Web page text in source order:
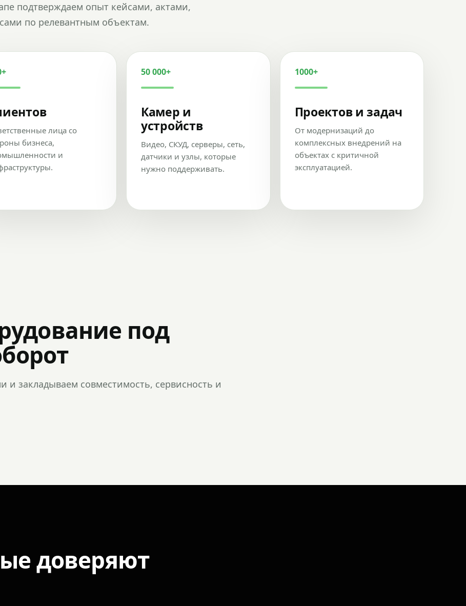
подтверждаем опыт кейсами, актами,
по релевантным объектам.
лица со
бизнеса,
и
50 000+
Камер и
устройств
Видео, СКУД, серверы, сеть,
датчики и узлы, которые
нужно поддерживать.
1000+
Проектов и задач
От модернизаций до
комплексных внедрений на
объектах с критичной
эксплуатацией.
под
закладываем совместимость, сервисность и
доверяют